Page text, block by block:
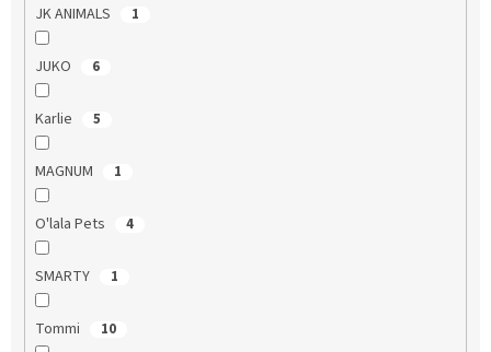
JK ANIMALS 1
JUKO 6
Karlie 5
MAGNUM 1
O'lala Pets 4
SMARTY 1
Tommi 10